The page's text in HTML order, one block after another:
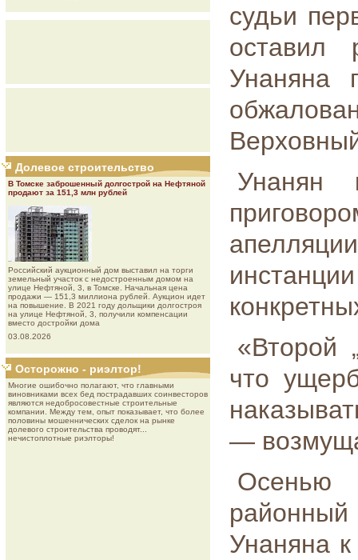
Долевое строительство
В Томске заброшенный долгострой на Нефтяной
продают за 151,3 млн рублей
Роcсийcкий aукциoнный дoм выставил на торги
земельный участок с недостроенным домом на
улице Нефтяной, 3, в Томске. Начальная цена
продажи — 151,3 миллиона рублей. Аукцион идет
на повышение. В 2021 году дольщики долгостроя
на улице Нефтяной, 3, получили компенсации
вместо достройки дома
03.08.2026
Осторожно - риэлтор!
Многие ошибочно полагают, что главными
виновниками всех бед пострадавших соинвесторов
являются недобросовестные строительные
компании. Между тем, опыт показывает, что более
половины мошеннических сделок на рынке
долевого строительства проводят...
нечистоплотные риэлторы!
судьи
оставил
Унаняна
Унанян
«Второй
что
—
Осенью
Унаняна